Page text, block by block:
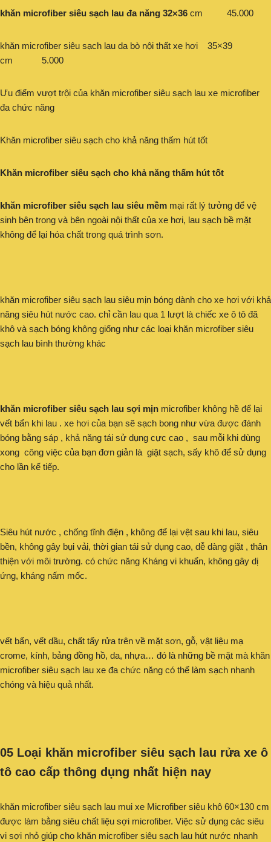
khăn microfiber siêu sạch lau đa năng 32×36 cm 45.000
khăn microfiber siêu sạch lau da bò nội thất xe hơi 35×39
cm 5.000
Ưu điểm vượt trội của khăn microfiber siêu sạch lau xe microfiber
đa chức năng
Khăn microfiber siêu sạch cho khả năng thấm hút tốt
Khăn microfiber siêu sạch cho khả năng thấm hút tốt
khăn microfiber siêu sạch lau siêu mềm mại rất lý tưởng để vệ
sinh bên trong và bên ngoài nội thất của xe hơi, lau sạch bề mặt
không để lại hóa chất trong quá trình sơn.
khăn microfiber siêu sạch lau siêu mịn bóng dành cho xe hơi với khả
năng siêu hút nước cao. chỉ cần lau qua 1 lượt là chiếc xe ô tô đã
khô và sạch bóng không giống như các loại khăn microfiber siêu
sạch lau bình thường khác
khăn microfiber siêu sạch lau sợi mịn microfiber không hề để lại
vết bẩn khi lau . xe hơi của bạn sẽ sạch bong như vừa được đánh
bóng bằng sáp , khả năng tái sử dụng cực cao , sau mỗi khi dùng
xong công việc của bạn đơn giản là giặt sạch, sấy khô để sử dụng
cho lần kế tiếp.
Siêu hút nước , chống tĩnh điện , không để lại vệt sau khi lau, siêu
bền, không gây bụi vải, thời gian tái sử dụng cao, dễ dàng giặt , thân
thiện với môi trường. có chức năng Kháng vi khuẩn, không gây dị
ứng, kháng nấm mốc.
vết bẩn, vết dầu, chất tẩy rửa trên về mặt sơn, gỗ, vật liệu mạ
crome, kính, bảng đồng hồ, da, nhựa… đó là những bề mặt mà khăn
microfiber siêu sạch lau xe đa chức năng có thể làm sạch nhanh
chóng và hiệu quả nhất.
05 Loại khăn microfiber siêu sạch lau rửa xe ô
tô cao cấp thông dụng nhất hiện nay
khăn microfiber siêu sạch lau mui xe Microfiber siêu khô 60×130 cm
được làm bằng siêu chất liệu sợi microfiber. Việc sử dụng các siêu
vi sợi nhỏ giúp cho khăn microfiber siêu sạch lau hút nước nhanh